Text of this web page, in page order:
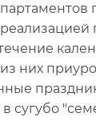
них
сугубо